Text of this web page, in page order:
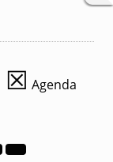
☒ Agenda